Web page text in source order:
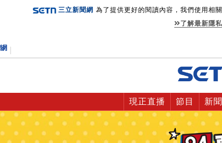
三立新聞網 為了提供更好的閱讀內容，我們使用相
了解最新隱
現正直播 節目 新聞